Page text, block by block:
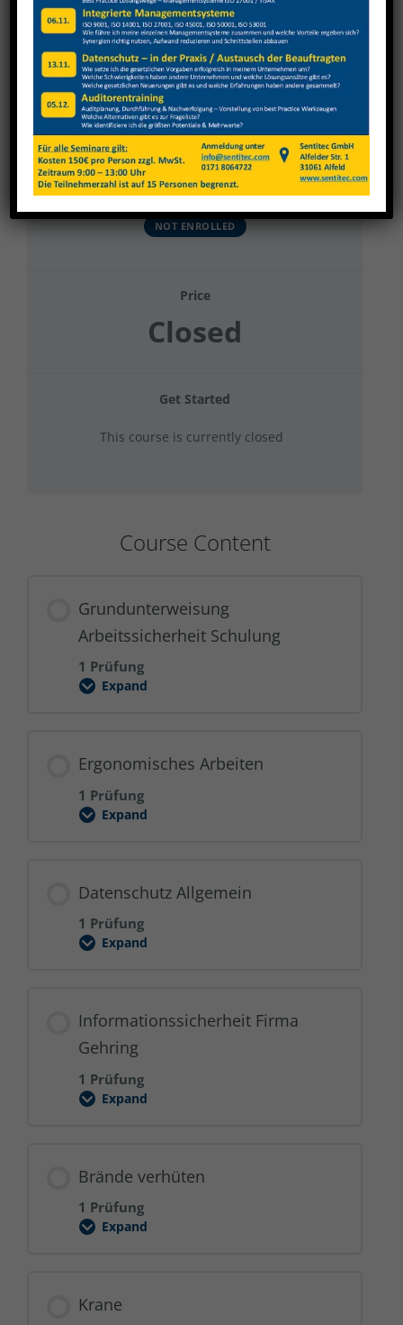
View
Larger
Image
Gehring 2023 Gruppe 28
Current Status
NOT ENROLLED
Price
Closed
Get Started
This course is currently closed
Course Content
Grundunterweisung
Arbeitssicherheit Schulung
1 Prüfung
Expand
Grundunterweisung
Ergonomisches Arbeiten
1 Prüfung
Expand
Ergonomisches
Datenschutz Allgemein
1 Prüfung
Expand
Datenschutz
Informationssicherheit Firma
Gehring
1 Prüfung
Expand
Informationssicherheit
Brände verhüten
1 Prüfung
Expand
Brände
Krane